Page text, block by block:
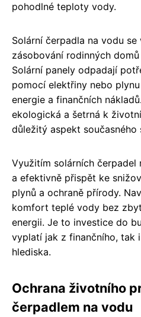
pohodlné teploty vody.
Solární čerpadla na vodu
zásobování rodinných
Solární panely odpadají
pomocí elektřiny nebo
energie a finančních
ekologická a šetrná k
důležitý aspekt současného
Využitím solárních čerpadel
a efektivně přispět ke
plynů a ochraně přírody.
komfort teplé vody bez
energii. Je to investice do
vyplatí jak z finančního, tak
hlediska.
Ochrana životního
čerpadlem na vodu